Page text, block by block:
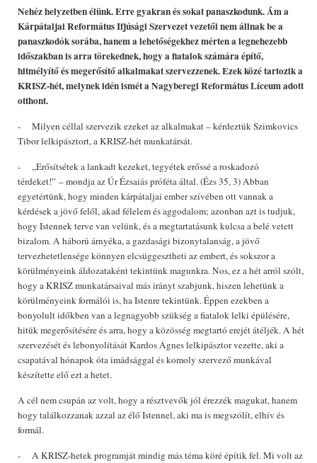
Nehéz helyzetben élünk. Erre gyakran és sokat panaszkodunk. Ám a
Kárpátaljai Református Ifjúsági Szervezet vezetői nem állnak be a
panaszkodók sorába, hanem a lehetőségekhez mérten a legnehezebb
időszakban is arra törekednek, hogy a fiatalok számára építő,
hitmélyítő és megerősítő alkalmakat szervezzenek. Ezek közé tartozik a
KRISZ-hét, melynek idén ismét a Nagyberegi Református Líceum adott
otthont.
- Milyen céllal szervezik ezeket az alkalmakat – kérdeztük Szimkovics
Tibor lelkipásztort, a KRISZ-hét munkatársát.
- „Erősítsétek a lankadt kezeket, tegyétek erőssé a roskadozó
térdeket!” – mondja az Úr Ézsaiás próféta által. (Ézs 35, 3) Abban
egyetértünk, hogy minden kárpátaljai ember szívében ott vannak a
kérdések a jövő felől, akad félelem és aggodalom; azonban azt is tudjuk,
hogy Istennek terve van velünk, és a megtartatásunk kulcsa a belé vetett
bizalom. A háború árnyéka, a gazdasági bizonytalanság, a jövő
tervezhetetlensége könnyen elcsüggesztheti az embert, és sokszor a
körülményeink áldozataként tekintünk magunkra. Nos, ez a hét arról szólt,
hogy a KRISZ munkatársaival más irányt szabjunk, hiszen lehetünk a
körülményeink formálói is, ha Istenre tekintünk. Éppen ezekben a
bonyolult időkben van a legnagyobb szükség a fiatalok lelki épülésére,
hitük megerősítésére és arra, hogy a közösség megtartó erejét átéljék. A hét
szervezését és lebonyolítását Kardos Ágnes lelkipásztor vezette, aki a
csapatával hónapok óta imádsággal és komoly szervező munkával
készítette elő ezt a hetet.
A cél nem csupán az volt, hogy a résztvevők jól érezzék magukat, hanem
hogy találkozzanak azzal az élő Istennel, aki ma is megszólít, elhív és
formál.
- A KRISZ-hetek programját mindig más téma köré építik fel. Mi volt az